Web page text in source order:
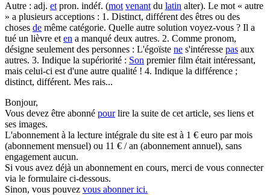
Autre : adj. et pron. indéf. (mot venant du latin alter). Le mot « autre
» a plusieurs acceptions : 1. Distinct, différent des êtres ou des
choses de même catégorie. Quelle autre solution voyez-vous ? Il a
tué un lièvre et en a manqué deux autres. 2. Comme pronom,
désigne seulement des personnes : L'égoïste ne s'intéresse pas aux
autres. 3. Indique la supériorité : Son premier film était intéressant,
mais celui-ci est d'une autre qualité ! 4. Indique la différence ;
distinct, différent. Mes rais...
Bonjour,
Vous devez être abonné pourlire la suite de cet article, ses liens et
ses images.
L'abonnement à la lecture intégrale du site est à 1 € euro par mois
(abonnement mensuel) ou 11 € / an (abonnement annuel), sans
engagement aucun.
Si vous avez déjà un abonnement en cours, merci de vous connecter
via le formulaire ci-dessous.
Sinon, vous pouvez vous abonner ici.